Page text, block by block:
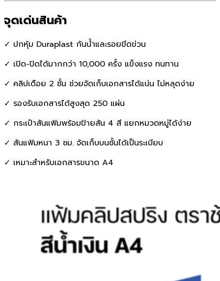
จุดเด่นสินค้า
✓ ปกหุ้ม Duraplast กันน้ำและรอยขีดข่วน
✓ เปิด-ปิดได้มากกว่า 10,000 ครั้ง แข็งแรง ทนทาน
✓ คลิปเดือย 2 ชั้น ช่วยจัดเก็บเอกสารได้แน่น ไม่หลุดง่าย
✓ รองรับเอกสารได้สูงสุด 250 แผ่น
✓ กระเป๋าสันแฟ้มพร้อมป้ายสัน 4 สี แยกหมวดหมู่ได้ง่าย
✓ สันแฟ้มหนา 3 ซม. จัดเก็บบนชั้นได้เป็นระเบียบ
✓ เหมาะสำหรับเอกสารขนาด A4